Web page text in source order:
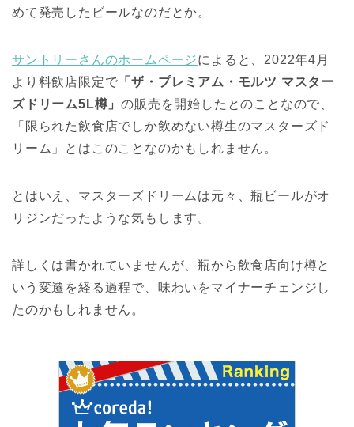
めて発売したビールなのだとか。
サントリーさんのホームページによると、2022年4月
より料飲店限定で 「ザ・プレミアム・モルツ マスター
ズドリーム5L樽」の販売を開始したとのことなので、
「限られた飲食店でしか飲めない樽生のマスターズド
リーム」とはこのことなのかもしれません。
とはいえ、マスターズドリームは元々、瓶ビールがオ
リジンだったような気もします。
詳しくは書かれていませんが、瓶から飲食店向け樽と
いう変遷を経る過程で、味わいをマイナーチェンジし
たのかもしれません。